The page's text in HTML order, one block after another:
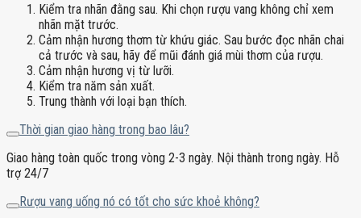
Kiểm tra nhãn đằng sau. Khi chọn rượu vang không chỉ xem
nhãn mặt trước.
Cảm nhận hương thơm từ khứu giác. Sau bước đọc nhãn chai
cả trước và sau, hãy để mũi đánh giá mùi thơm của rượu.
Cảm nhận hương vị từ lưỡi.
Kiểm tra năm sản xuất.
Trung thành với loại bạn thích.
Thời gian giao hàng trong bao lâu?
Giao hàng toàn quốc trong vòng 2-3 ngày. Nội thành trong ngày. Hỗ
trợ 24/7
Rượu vang uống nó có tốt cho sức khoẻ không?